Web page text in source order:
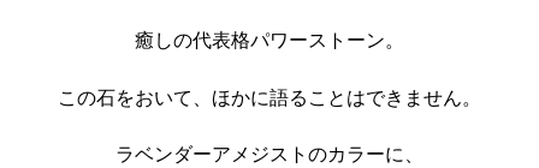
癒しの代表格パワーストーン。
この石をおいて、ほかに語ることはできません。
ラベンダーアメジストのカラーに、